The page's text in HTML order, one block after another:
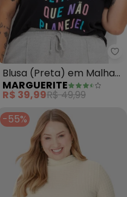
Glam - Blusa Feminina
Blusa (Preta) em Malha
de Algodão
MARGUERITE
R$ 39,99R$ 49,99
-55%